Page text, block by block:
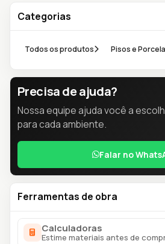
Categorias
Todos os produtos Pisos e
Precisa de ajuda?
Nossa equipe ajuda você a
para cada ambiente.
Falar no
Ferramentas de obra
Calculadoras
Estime materiais antes de